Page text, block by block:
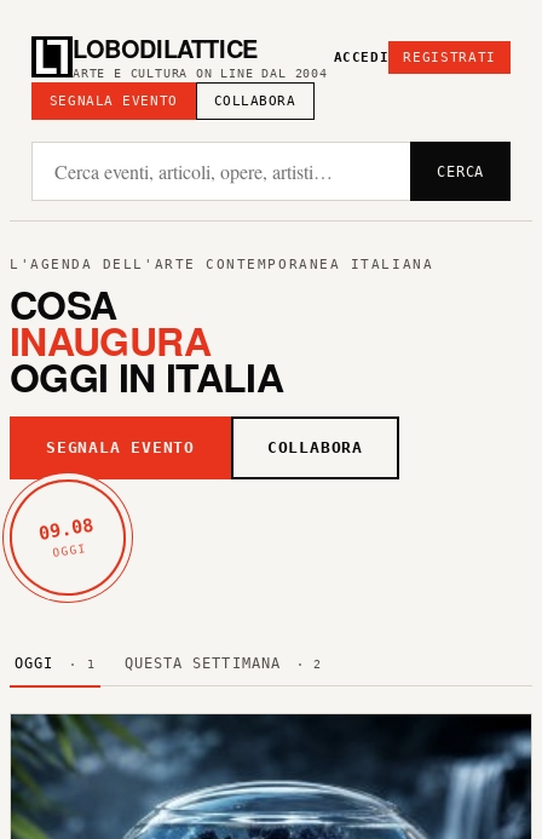
LOBODILATTICE
ARTE E CULTURA ON LINE DAL 2004
SEGNALA EVENTO COLLABORA
ACCEDI REGISTRATI
CERCA
L'AGENDA DELL'ARTE CONTEMPORANEA ITALIANA
COSA
INAUGURA
OGGI IN ITALIA
SEGNALA EVENTO COLLABORA
09.08
OGGI
OGGI · 1 QUESTA SETTIMANA · 2